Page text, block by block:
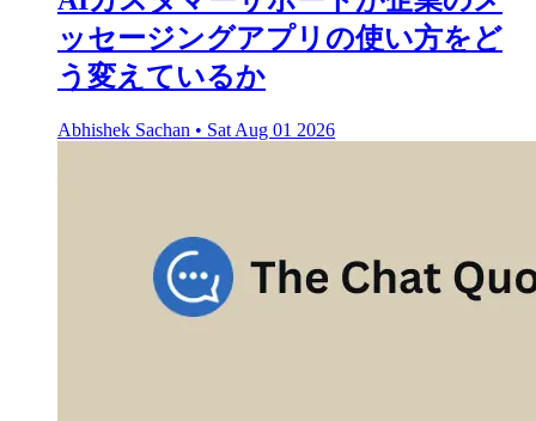
ッセージングアプリの使い方をど
う変えているか
Abhishek Sachan • Sat Aug 01 2026